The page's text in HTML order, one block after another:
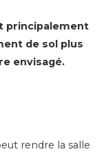
principalement
de sol plus
envisagé.
rendre la salle